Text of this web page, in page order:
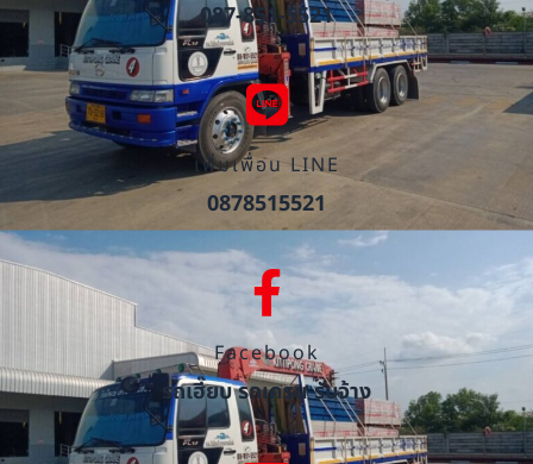
087-851-5521
เพิ่มเพื่อน LINE
0878515521
Facebook
รถเฮี๊ยบ รถเครน รับจ้าง